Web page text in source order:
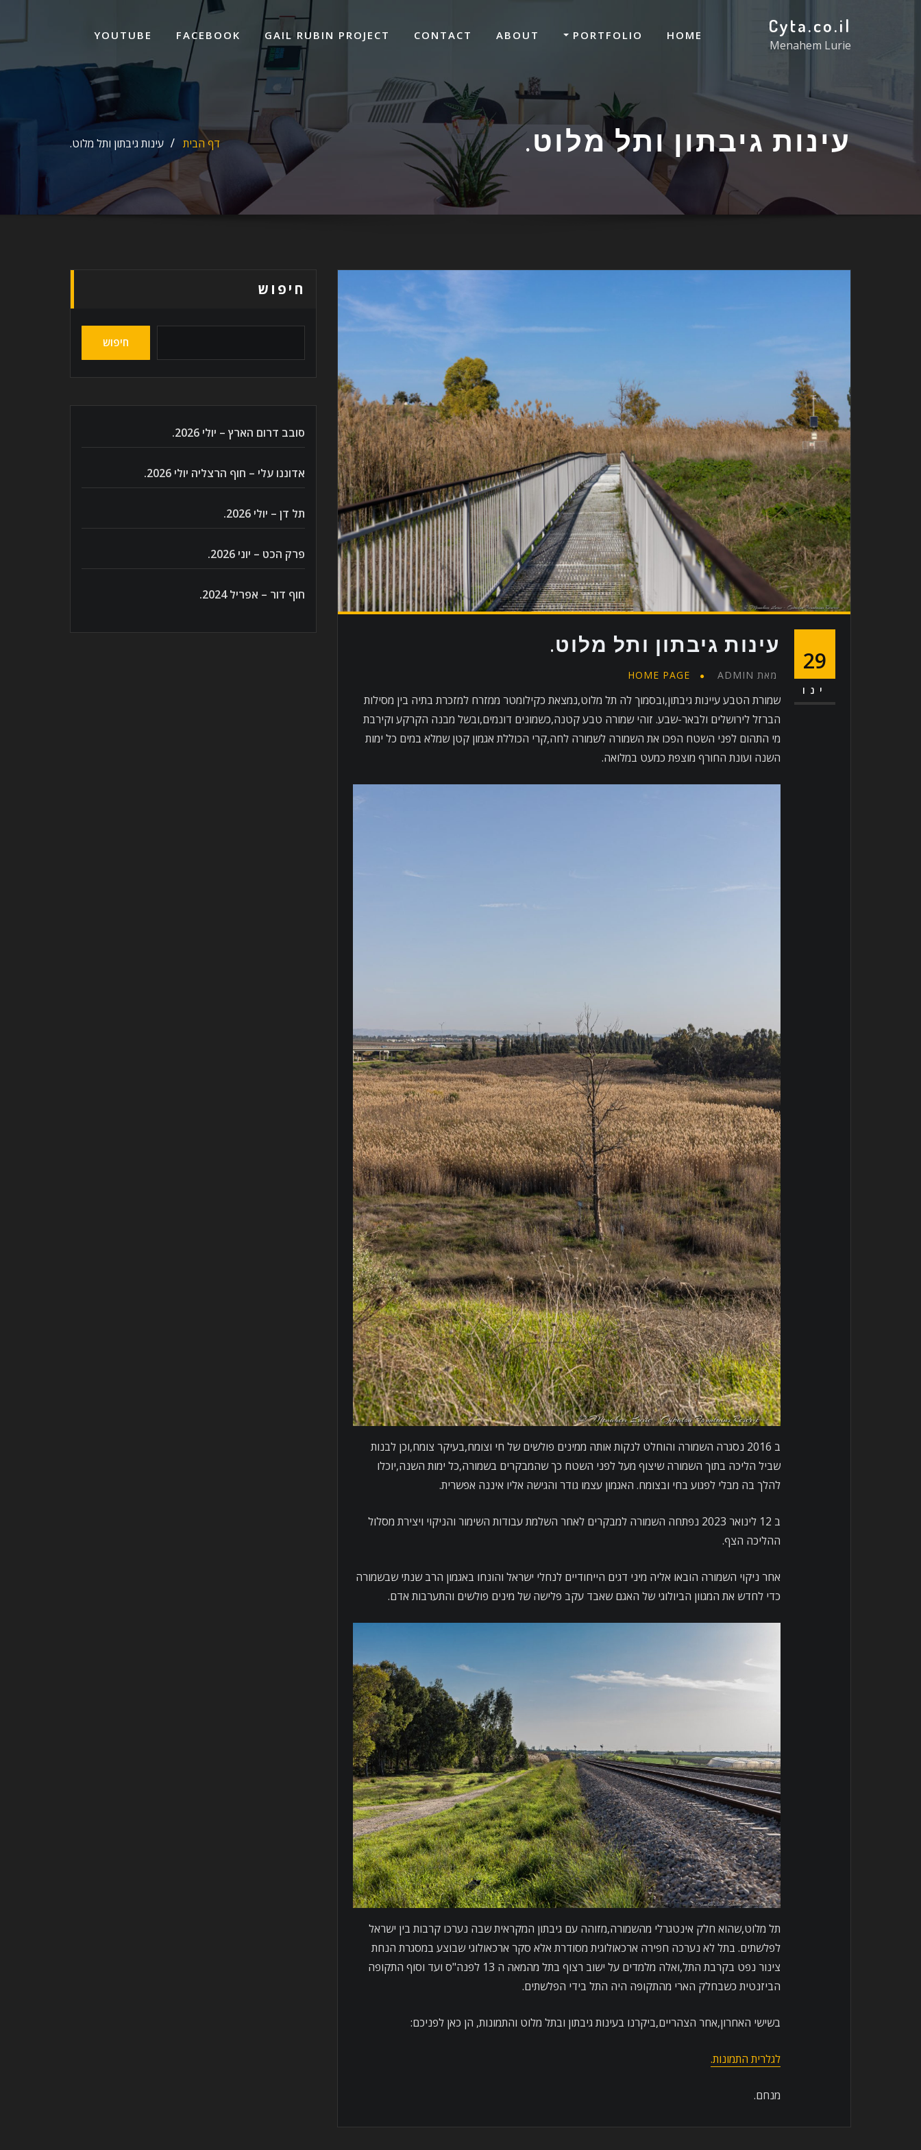
Cyta.co.il
Menahem Lurie
HOME
PORTFOLIO
ABOUT
CONTACT
GAIL RUBIN PROJECT
FACEBOOK
YOUTUBE
עינות גיבתון ותל מלוט. דף הבית עינות גיבתון ותל מלוט.
29
ינו
עינות גיבתון ותל מלוט.
מאת ADMIN
HOME PAGE
שמורת הטבע עיינות גיבתון,ובסמוך לה תל מלוט,נמצאת כקילומטר ממזרח למזכרת בתיה בין מסילות
הברזל לירושלים ולבאר-שבע. זוהי שמורה טבע קטנה,כשמונים דונמים,ובשל מבנה הקרקע וקירבת
מי התהום לפני השטח הפכו את השמורה לשמורה לחה,קרי הכוללת אגמון קטן שמלא במים כל ימות
השנה ועונת החורף מוצפת כמעט במלואה.
ב 2016 נסגרה השמורה והוחלט לנקות אותה ממינים פולשים של חי וצומח,בעיקר צומח,וכן לבנות
שביל הליכה בתוך השמורה שיצוף מעל לפני השטח כך שהמבקרים בשמורה,כל ימות השנה,יוכלו
להלך בה מבלי לפגוע בחי ובצומח. האגמון עצמו גודר והגישה אליו איננה אפשרית.
ב 12 לינואר 2023 נפתחה השמורה למבקרים לאחר השלמת עבודות השימור והניקוי ויצירת מסלול
ההליכה הצף.
אחר ניקוי השמורה הובאו אליה מיני דגים הייחודיים לנחלי ישראל והונחו באגמון הרב שנתי שבשמורה
כדי לחדש את המגוון הביולוגי של האגם שאבד עקב פלישה של מינים פולשים והתערבות אדם.
תל מלוט,שהוא חלק אינטגרלי מהשמורה,מזוהה עם גיבתון המקראית שבה נערכו קרבות בין ישראל
לפלשתים. בתל לא נערכה חפירה ארכאולוגית מסודרת אלא סקר ארכאולוגי שבוצע במסגרת הנחת
צינור נפט בקרבת התל,ואלה מלמדים על ישוב רצוף בתל מהמאה ה 13 לפנה"ס ועד וסוף התקופה
הביזנטית כשבחלק הארי מהתקופה היה התל בידי הפלשתים.
בשישי האחרון,אחר הצהריים,ביקרנו בעינות גיבתון ובתל מלוט והתמונות, הן כאן לפניכם:
לגלרית התמונות.
מנחם.
חיפוש
חיפוש
סובב דרום הארץ – יולי 2026.
אדוננו עלי – חוף הרצליה יולי 2026.
תל דן – יולי 2026.
פרק הכט – יוני 2026.
חוף דור – אפריל 2024.